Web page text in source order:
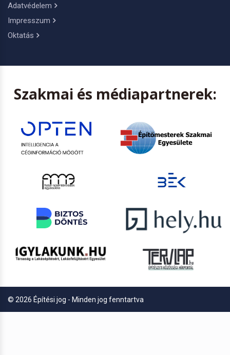
Adatvédelem
Impresszum
Oktatás
Szakmai és médiapartnerek:
© 2026 Építési jog - Minden jog fenntartva